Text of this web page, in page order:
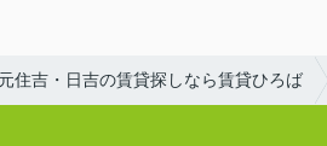
住吉・日吉の賃貸探しなら賃貸ひろば